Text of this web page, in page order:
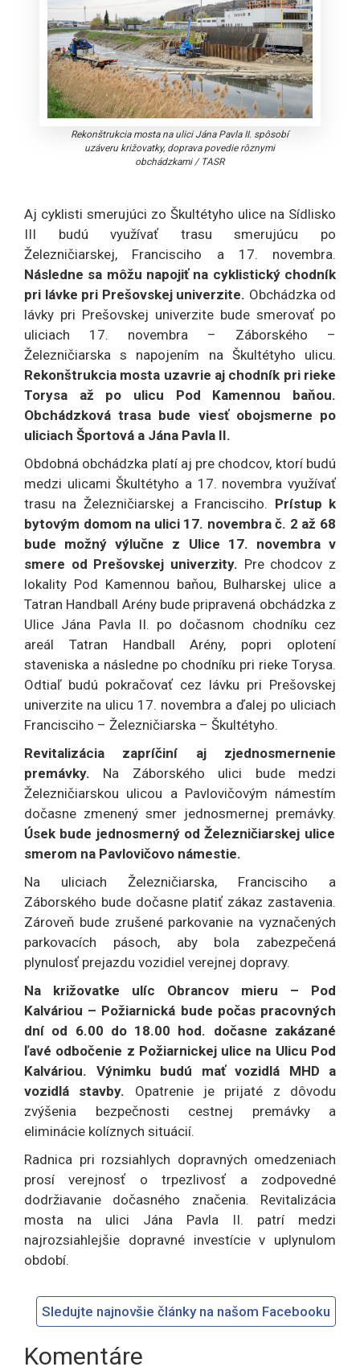
Rekonštrukcia mosta na ulici Jána Pavla II. spôsobí
uzáveru križovatky, doprava povedie rôznymi
obchádzkami/ TASR
Aj cyklisti smerujúci zo Škultétyho ulice na Sídlisko
III budú využívať trasu smerujúcu po
Železničiarskej, Francisciho a 17. novembra.
Následne sa môžu napojiť na cyklistický chodník
pri lávke pri Prešovskej univerzite. Obchádzka od
lávky pri Prešovskej univerzite bude smerovať po
uliciach 17. novembra – Záborského –
Železničiarska s napojením na Škultétyho ulicu.
Rekonštrukcia mosta uzavrie aj chodník pri rieke
Torysa až po ulicu Pod Kamennou baňou.
Obchádzková trasa bude viesť obojsmerne po
uliciach Športová a Jána Pavla II.
Obdobná obchádzka platí aj pre chodcov, ktorí budú
medzi ulicami Škultétyho a 17. novembra využívať
trasu na Železničiarskej a Francisciho. Prístup k
bytovým domom na ulici 17. novembra č. 2 až 68
bude možný výlučne z Ulice 17. novembra v
smere od Prešovskej univerzity. Pre chodcov z
lokality Pod Kamennou baňou, Bulharskej ulice a
Tatran Handball Arény bude pripravená obchádzka z
Ulice Jána Pavla II. po dočasnom chodníku cez
areál Tatran Handball Arény, popri oplotení
staveniska a následne po chodníku pri rieke Torysa.
Odtiaľ budú pokračovať cez lávku pri Prešovskej
univerzite na ulicu 17. novembra a ďalej po uliciach
Francisciho – Železničiarska – Škultétyho.
Revitalizácia zapríčiní aj zjednosmernenie
premávky. Na Záborského ulici bude medzi
Železničiarskou ulicou a Pavlovičovým námestím
dočasne zmenený smer jednosmernej premávky.
Úsek bude jednosmerný od Železničiarskej ulice
smerom na Pavlovičovo námestie.
Na uliciach Železničiarska, Francisciho a
Záborského bude dočasne platiť zákaz zastavenia.
Zároveň bude zrušené parkovanie na vyznačených
parkovacích pásoch, aby bola zabezpečená
plynulosť prejazdu vozidiel verejnej dopravy.
Na križovatke ulíc Obrancov mieru – Pod
Kalváriou – Požiarnická bude počas pracovných
dní od 6.00 do 18.00 hod. dočasne zakázané
ľavé odbočenie z Požiarnickej ulice na Ulicu Pod
Kalváriou. Výnimku budú mať vozidlá MHD a
vozidlá stavby. Opatrenie je prijaté z dôvodu
zvýšenia bezpečnosti cestnej premávky a
eliminácie kolíznych situácií.
Radnica pri rozsiahlych dopravných omedzeniach
prosí verejnosť o trpezlivosť a zodpovedné
dodržiavanie dočasného značenia. Revitalizácia
mosta na ulici Jána Pavla II. patrí medzi
najrozsiahlejšie dopravné investície v uplynulom
období.
Sledujte najnovšie články na našom Facebooku
Komentáre